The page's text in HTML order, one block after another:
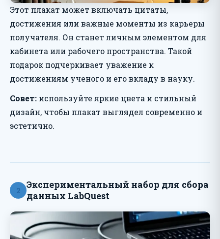
Этот плакат может включать цитаты,
достижения или важные моменты из карьеры
получателя. Он станет личным элементом для
кабинета или рабочего пространства. Такой
подарок подчеркивает уважение к
достижениям ученого и его вкладу в науку.
Совет: используйте яркие цвета и стильный
дизайн, чтобы плакат выглядел современно и
эстетично.
2
Экспериментальный набор для сбора
данных LabQuest